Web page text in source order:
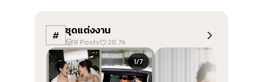
# ชุดแต่งงาน
9 Posts 20.7k
Slide 1 of 7
1/7
Slide 1 of 5